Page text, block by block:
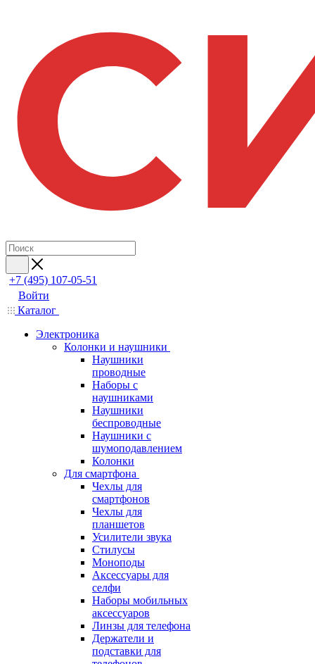
+7 (495) 107-05-51
Войти
Каталог
Электроника
Колонки и наушники
Наушники
проводные
Наборы с
наушниками
Наушники
беспроводные
Наушники с
шумоподавлением
Колонки
Для смартфона
Чехлы для
смартфонов
Чехлы для
планшетов
Усилители звука
Стилусы
Моноподы
Аксессуары для
селфи
Наборы мобильных
аксессуаров
Линзы для телефона
Держатели и
подставки для